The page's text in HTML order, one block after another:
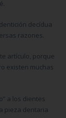
decídua
razones.
artículo, porque
existen muchas
a los dientes
pieza dentaria